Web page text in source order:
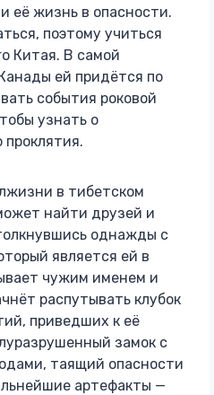
её жизнь в опасности.
поэтому учиться
Китая. В самой
ей придётся по
события роковой
узнать о
в тибетском
найти друзей и
однажды с
является ей в
чужим именем и
распутывать клубок
приведших к её
замок с
таящий опасности
артефакты —